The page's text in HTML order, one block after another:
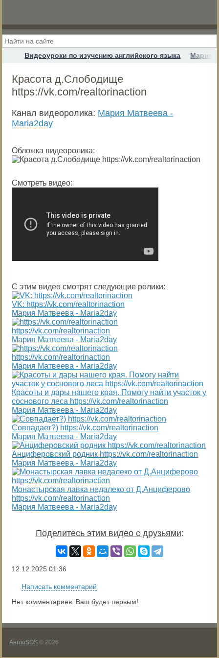
Видеоуроки по изучению английского языка Мария
Красота д.Слободище
https://vk.com/realtorinaction
Канал видеоролика: Мария Матвеева -
Maria2day
Обложка видеоролика:
Смотреть видео:
С этим видео смотрят следующие ролики:
VK: https://vk.com/realtorinaction
Мария Матвеева - Maria2day
https://vk.com/realtorinaction
Мария Матвеева - Maria2day
https://vk.com/realtorinaction
Мария Матвеева - Maria2day
Красоты и дары нашего края. Помогу найти участок у
соснового леса https://vk.com/realtorinaction
Мария Матвеева - Maria2day
Совпадает?) https://vk.com/realtorinaction
Мария Матвеева - Maria2day
Анциферовский родник https://vk.com/realtorinaction
Мария Матвеева - Maria2day
Монастырская лавка недалеко от Д.Анциферово
https://vk.com/realtorinaction
Мария Матвеева - Maria2day
Поделитесь этим видео с друзьями:
12.12.2025 01:36
Написать комментарий
Нет комментариев. Ваш будет первым!
АнглоSOS © 2026